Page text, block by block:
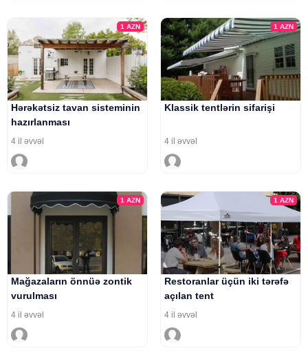
1AZN
Hərəkətsiz tavan sisteminin
hazırlanması
4 il əvvəl
1 AZN
Klassik tentlərin sifarişi
4 il əvvəl
1AZN
Mağazaların önnüə zontik
vurulması
4 il əvvəl
1 AZN
Restoranlar üçün iki tərəfə
açılan tent
4 il əvvəl